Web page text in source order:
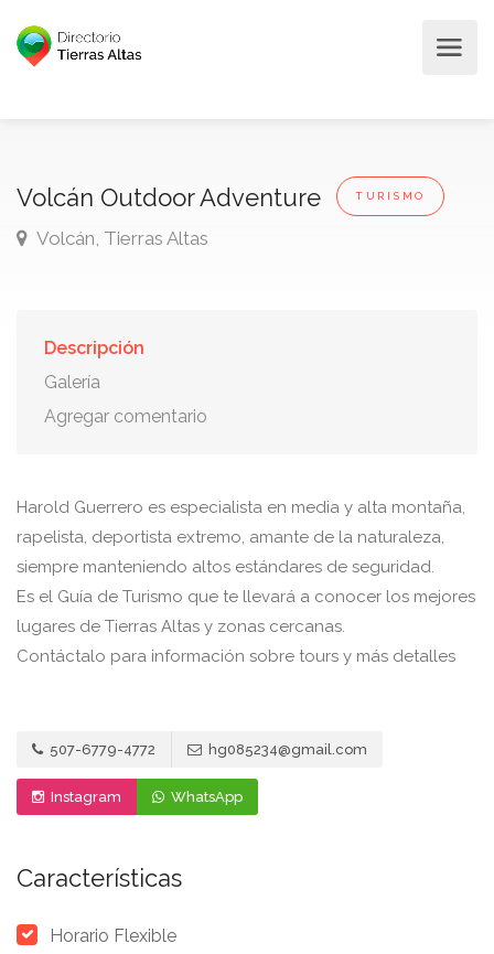
Volcán Outdoor Adventure TURISMO
Volcán, Tierras Altas
Descripción
Galería
Agregar comentario
Harold Guerrero es especialista en media y alta montaña,
rapelista, deportista extremo, amante de la naturaleza,
siempre manteniendo altos estándares de seguridad.
Es el Guía de Turismo que te llevará a conocer los mejores
lugares de Tierras Altas y zonas cercanas.
Contáctalo para información sobre tours y más detalles
507-6779-4772 hg085234@gmail.com
Instagram WhatsApp
Características
Horario Flexible